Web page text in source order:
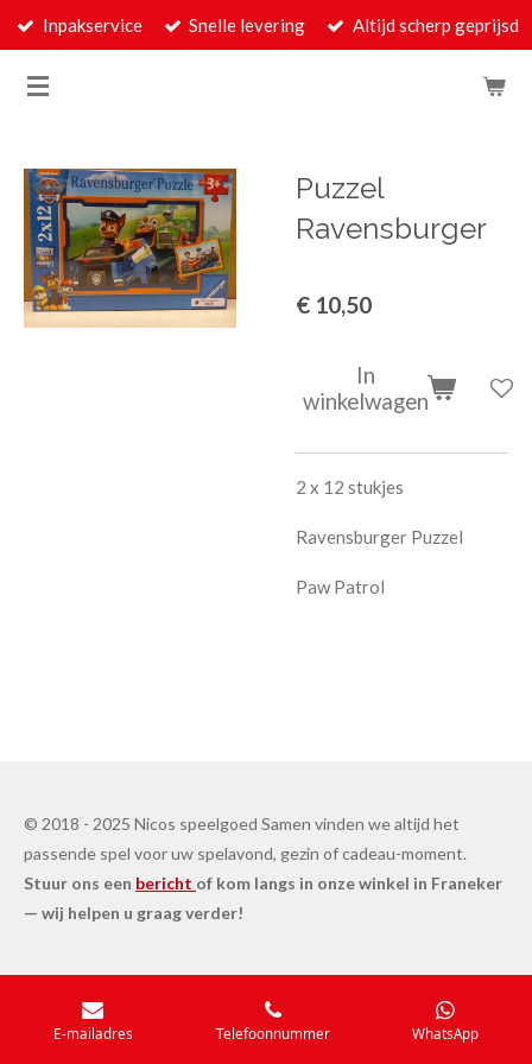
Ga
naar
Inpakservice Snelle levering Altijd scherp geprijsd
Puzzel
Ravensburger
€ 10,50
In
winkelwagen
2 x 12 stukjes
Ravensburger Puzzel
Paw Patrol
© 2018 - 2025 Nicos speelgoed Samen vinden we altijd het
passende spel voor uw spelavond, gezin of cadeau-moment.
Stuur ons een bericht of kom langs in onze winkel in Franeker
— wij helpen u graag verder!
E-mailadres Telefoonnummer WhatsApp